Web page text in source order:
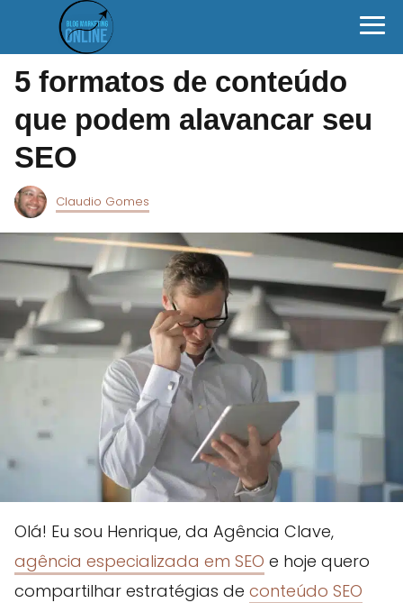
5 formatos de conteúdo
que podem alavancar seu
SEO
Claudio Gomes
Olá! Eu sou Henrique, da Agência Clave,
agência especializada em SEO e hoje quero
compartilhar estratégias de conteúdo SEO